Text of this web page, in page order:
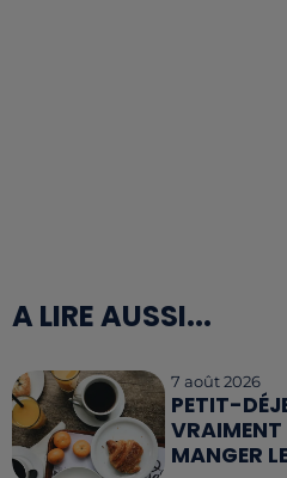
A LIRE AUSSI...
7 août 2026
PETIT-
MANGER